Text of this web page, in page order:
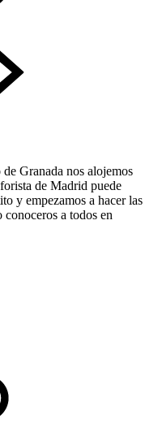
Granada nos alojemos
de Madrid puede
y empezamos a hacer las
conoceros a todos en